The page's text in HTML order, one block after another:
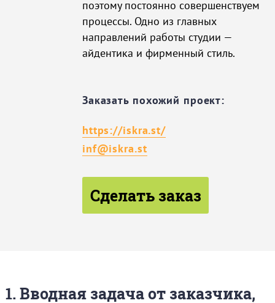
поэтому постоянно совершенствуем
процессы. Одно из главных
направлений работы студии —
айдентика и фирменный стиль.
Заказать похожий проект:
https://iskra.st/
inf@iskra.st
Сделать заказ
1. Вводная задача от заказчика,